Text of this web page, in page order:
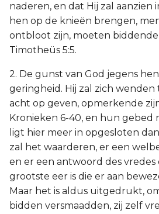
naderen, en dat Hij zal aanzien
hen op de knieën brengen,
ontbloot zijn, moeten biddende
Timotheüs 5:5.
2. De gunst van God jegens
geringheid. Hij zal zich
acht op geven, opmerkende
Kronieken 6-40, en hun gebed
ligt hier meer in opgesloten
zal het waarderen, er een
en er een antwoord des vredes
grootste eer is die er aan
Maar het is aldus uitgedrukt,
bidden versmaadden, zij zelf